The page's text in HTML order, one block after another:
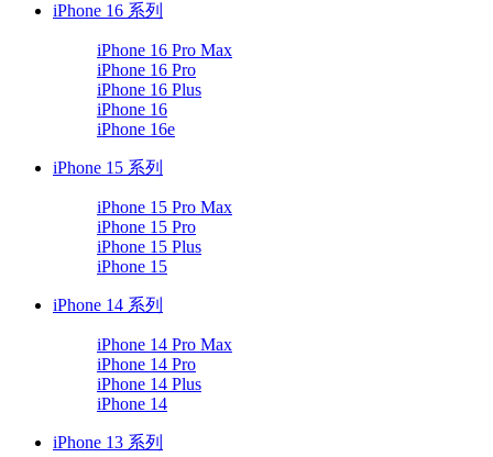
iPhone 16 系列
iPhone 16 Pro Max
iPhone 16 Pro
iPhone 16 Plus
iPhone 16
iPhone 16e
iPhone 15 系列
iPhone 15 Pro Max
iPhone 15 Pro
iPhone 15 Plus
iPhone 15
iPhone 14 系列
iPhone 14 Pro Max
iPhone 14 Pro
iPhone 14 Plus
iPhone 14
iPhone 13 系列